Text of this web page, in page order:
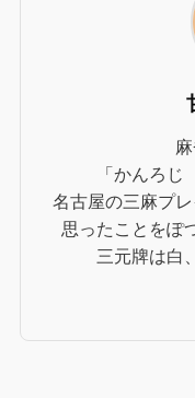
「かんろ
名古屋の三麻プ
思ったことをぽ
三元牌は白